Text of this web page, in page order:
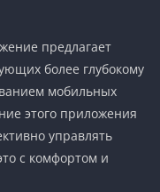
предлагает
более глубокому
мобильных
этого приложения
управлять
с комфортом и